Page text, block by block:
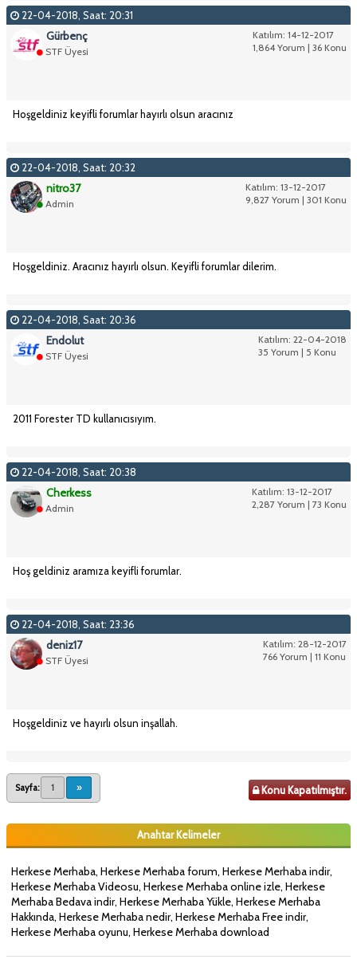
22-04-2018, Saat: 20:31
Katılım: 14-12-2017
1,864 Yorum | 36 Konu
Gürbenç
STF Üyesi
Hoşgeldiniz keyifli forumlar hayırlı olsun aracınız
22-04-2018, Saat: 20:32
Katılım: 13-12-2017
9,827 Yorum | 301 Konu
nitro37
Admin
Hoşgeldiniz. Aracınız hayırlı olsun. Keyifli forumlar dilerim.
22-04-2018, Saat: 20:36
Katılım: 22-04-2018
35 Yorum | 5 Konu
Endolut
STF Üyesi
2011 Forester TD kullanıcısıyım.
22-04-2018, Saat: 20:38
Katılım: 13-12-2017
2,287 Yorum | 73 Konu
Cherkess
Admin
Hoş geldiniz aramıza keyifli forumlar.
22-04-2018, Saat: 23:36
Katılım: 28-12-2017
766 Yorum | 11 Konu
deniz17
STF Üyesi
Hoşgeldiniz ve hayırlı olsun inşallah.
Sayfa: 1 » Konu Kapatılmıştır.
Anahtar Kelimeler
Herkese Merhaba, Herkese Merhaba forum, Herkese Merhaba indir,
Herkese Merhaba Videosu, Herkese Merhaba online izle, Herkese
Merhaba Bedava indir, Herkese Merhaba Yükle, Herkese Merhaba
Hakkında, Herkese Merhaba nedir, Herkese Merhaba Free indir,
Herkese Merhaba oyunu, Herkese Merhaba download